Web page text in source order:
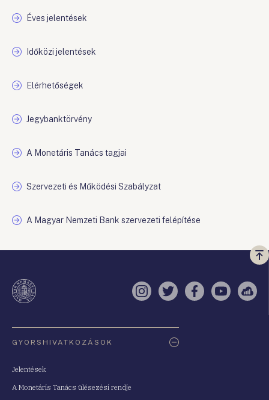
Éves jelentések
Időközi jelentések
Elérhetőségek
Jegybanktörvény
A Monetáris Tanács tagjai
Szervezeti és Működési Szabályzat
A Magyar Nemzeti Bank szervezeti felépítése
a
Instagram
TwitterFacebook
YouTube
GYORSHIVATKOZÁSOK
Jelentések
A Monetáris Tanács ülésezési rendje